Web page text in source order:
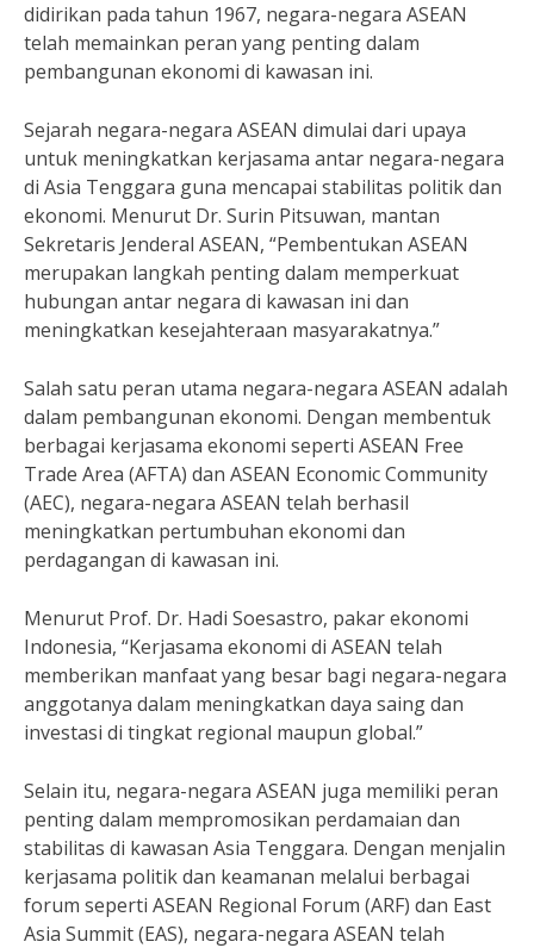
didirikan pada tahun 1967, negara-negara ASEAN
telah memainkan peran yang penting dalam
pembangunan ekonomi di kawasan ini.
Sejarah negara-negara ASEAN dimulai dari upaya
untuk meningkatkan kerjasama antar negara-negara
di Asia Tenggara guna mencapai stabilitas politik dan
ekonomi. Menurut Dr. Surin Pitsuwan, mantan
Sekretaris Jenderal ASEAN, “Pembentukan ASEAN
merupakan langkah penting dalam memperkuat
hubungan antar negara di kawasan ini dan
meningkatkan kesejahteraan masyarakatnya.”
Salah satu peran utama negara-negara ASEAN adalah
dalam pembangunan ekonomi. Dengan membentuk
berbagai kerjasama ekonomi seperti ASEAN Free
Trade Area (AFTA) dan ASEAN Economic Community
(AEC), negara-negara ASEAN telah berhasil
meningkatkan pertumbuhan ekonomi dan
perdagangan di kawasan ini.
Menurut Prof. Dr. Hadi Soesastro, pakar ekonomi
Indonesia, “Kerjasama ekonomi di ASEAN telah
memberikan manfaat yang besar bagi negara-negara
anggotanya dalam meningkatkan daya saing dan
investasi di tingkat regional maupun global.”
Selain itu, negara-negara ASEAN juga memiliki peran
penting dalam mempromosikan perdamaian dan
stabilitas di kawasan Asia Tenggara. Dengan menjalin
kerjasama politik dan keamanan melalui berbagai
forum seperti ASEAN Regional Forum (ARF) dan East
Asia Summit (EAS), negara-negara ASEAN telah